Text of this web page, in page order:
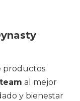
productos
al mejor
y bienestar